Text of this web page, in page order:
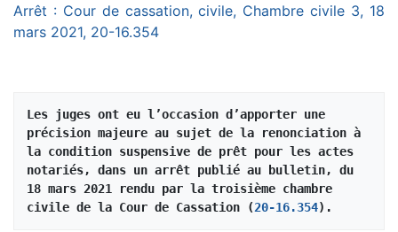
Arrêt : Cour de cassation, civile, Chambre civile 3, 18
mars 2021, 20-16.354
Les juges ont eu l’occasion d’apporter une
précision majeure au sujet de la renonciation à
la condition suspensive de prêt pour les actes
notariés, dans un arrêt publié au bulletin, du
18 mars 2021 rendu par la troisième chambre
civile de la Cour de Cassation (20-16.354).